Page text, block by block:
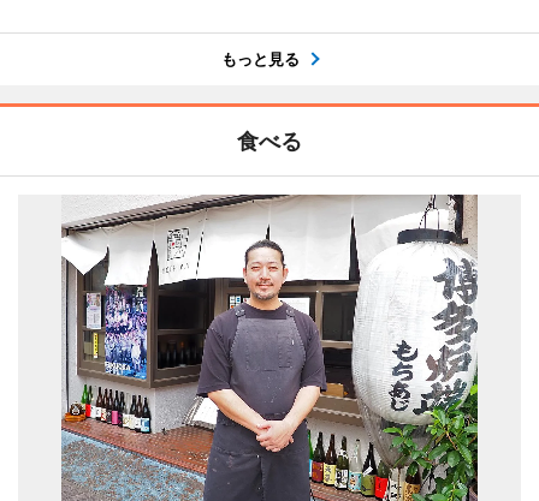
もっと見る
食べる